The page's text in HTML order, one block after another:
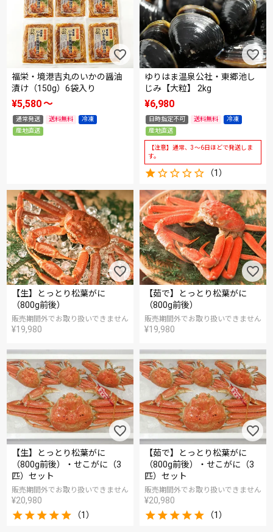
福栄・境港吉丸のいかの醤油
漬け（150g）6袋入り
¥5,580〜
通常発送 送料無料
冷凍
産地直送
ゆりはま温泉公社・東郷池し
じみ【大粒】 2kg
¥6,980
日時指定不可 送料無料
冷凍
産地直送
【注意】通常、3～6日ほどで発送しま
す。
（1）
【生】とっとり松葉がに
（800g前後）
販売期間外でお取り扱いできません
¥19,980
【茹で】とっとり松葉がに
（800g前後）
販売期間外でお取り扱いできません
¥19,980
【生】とっとり松葉がに
（800g前後）・せこがに（3
匹）セット
販売期間外でお取り扱いできません
¥20,980
（1）
【茹で】とっとり松葉がに
（800g前後）・せこがに（3
匹）セット
販売期間外でお取り扱いできません
¥20,980
（1）